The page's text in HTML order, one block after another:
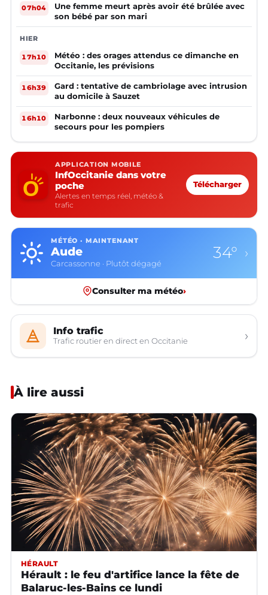
07h04
Une femme meurt après avoir été brûlée avec
son bébé par son mari
HIER
17h10
Météo : des orages attendus ce dimanche en
Occitanie, les prévisions
16h39
Gard : tentative de cambriolage avec intrusion
au domicile à Sauzet
16h10
Narbonne : deux nouveaux véhicules de
secours pour les pompiers
APPLICATION MOBILE
InfOccitanie dans votre
poche
Alertes en temps réel, météo &
trafic
Télécharger
MÉTÉO · MAINTENANT
Aude
Carcassonne · Plutôt dégagé
34° ›
Consulter ma météo›
Info trafic
Trafic routier en direct en Occitanie ›
À lire aussi
HÉRAULT
Hérault : le feu d'artifice lance la fête de
Balaruc-les-Bains ce lundi